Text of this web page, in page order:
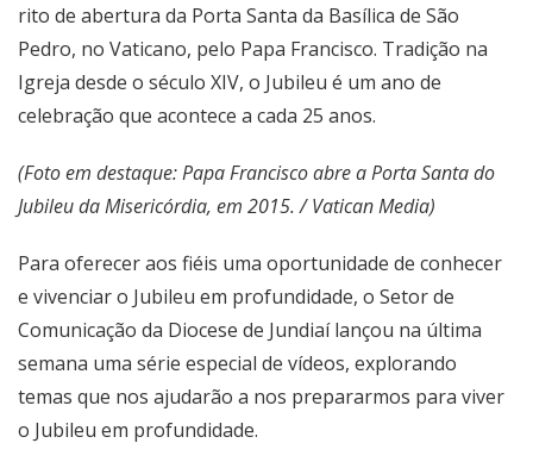
rito de abertura da Porta Santa da Basílica de São
Pedro, no Vaticano, pelo Papa Francisco. Tradição na
Igreja desde o século XIV, o Jubileu é um ano de
celebração que acontece a cada 25 anos.
(Foto em destaque: Papa Francisco abre a Porta Santa do
Jubileu da Misericórdia, em 2015. / Vatican Media)
Para oferecer aos fiéis uma oportunidade de conhecer
e vivenciar o Jubileu em profundidade, o Setor de
Comunicação da Diocese de Jundiaí lançou na última
semana uma série especial de vídeos, explorando
temas que nos ajudarão a nos prepararmos para viver
o Jubileu em profundidade.